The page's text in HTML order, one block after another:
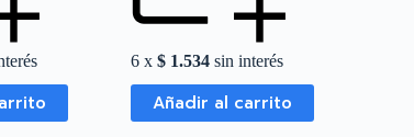
6 x$ 1.534 sin interés
Añadir al carrito